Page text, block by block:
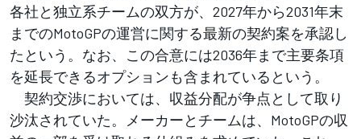
各社と独立系チームの双方が、2027年から2031年末
までのMotoGPの運営に関する最新の契約案を承認し
たという。なお、この合意には2036年まで主要条項
を延長できるオプションも含まれているという。
契約交渉においては、収益分配が争点として取り
沙汰されていた。メーカーとチームは、MotoGPの収